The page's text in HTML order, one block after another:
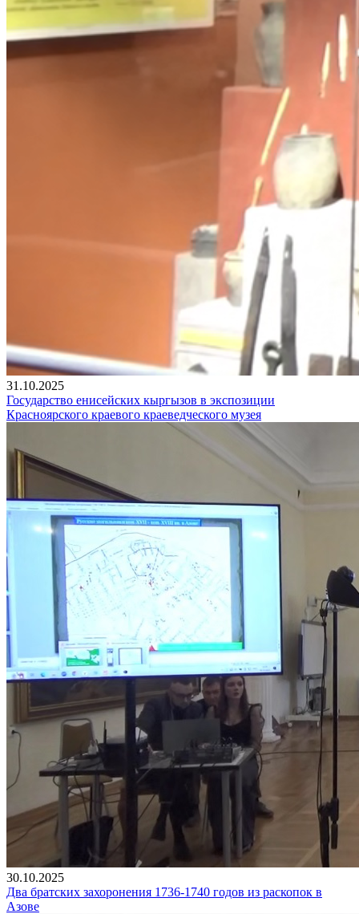
31.10.2025
Государство енисейских кыргызов в экспозиции
Красноярского краевого краеведческого музея
30.10.2025
Два братских захоронения 1736-1740 годов из раскопок в
Азове